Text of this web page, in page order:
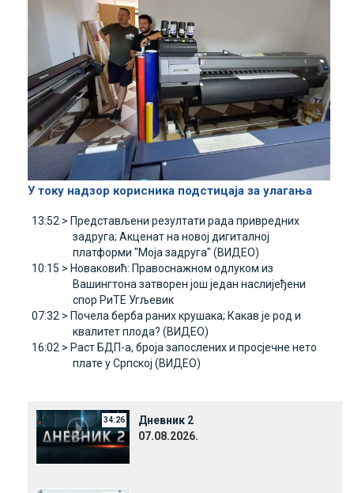
У току надзор корисника подстицаја за улагања
13:52 > Представљени резултати рада привредних
задруга; Акценат на новој дигиталној
платформи "Моја задруга" (ВИДЕО)
10:15 > Новаковић: Правоснажном одлуком из
Вашингтона затворен још један наслијеђени
спор РиТЕ Угљевик
07:32 > Почела берба раних крушака; Какав је род и
квалитет плода? (ВИДЕО)
16:02 > Раст БДП-а, броја запослених и просјечне нето
плате у Српској (ВИДЕО)
34:26
Дневник 2
07.08.2026.